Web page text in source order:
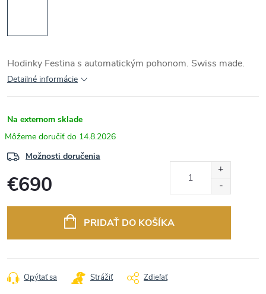
Hodinky Festina s automatickým pohonom. Swiss made.
Detailné informácie
Na externom sklade
14.8.2026
Možnosti doručenia
€690
PRIDAŤ DO KOŠÍKA
Opýtať sa Strážiť Zdieľať